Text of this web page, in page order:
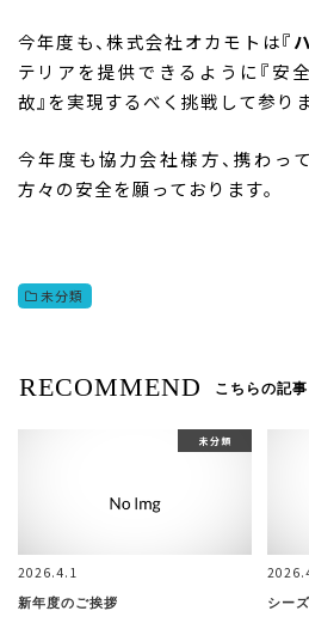
今年度も、株式会社オカモトは『
テリアを提供できるように『安
故』を実現するべく挑戦して参りま
今年度も協力会社様方、携わっ
方々の安全を願っております。
未分類
RECOMMEND こちらの記事
未分類
2026.4.1
新年度のご挨拶 シー